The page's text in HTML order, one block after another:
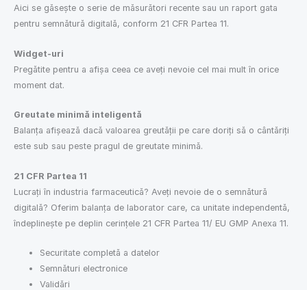
Aici se găsește o serie de măsurători recente sau un raport gata
pentru semnătură digitală, conform 21 CFR Partea 11.
Widget-uri
Pregătite pentru a afișa ceea ce aveți nevoie cel mai mult în orice
moment dat.
Greutate minimă inteligentă
Balanța afișează dacă valoarea greutății pe care doriți să o cântăriți
este sub sau peste pragul de greutate minimă.
21 CFR Partea 11
Lucrați în industria farmaceutică? Aveți nevoie de o semnătură
digitală? Oferim balanța de laborator care, ca unitate independentă,
îndeplinește pe deplin cerințele 21 CFR Partea 11/ EU GMP Anexa 11.
Securitate completă a datelor
Semnături electronice
Validări